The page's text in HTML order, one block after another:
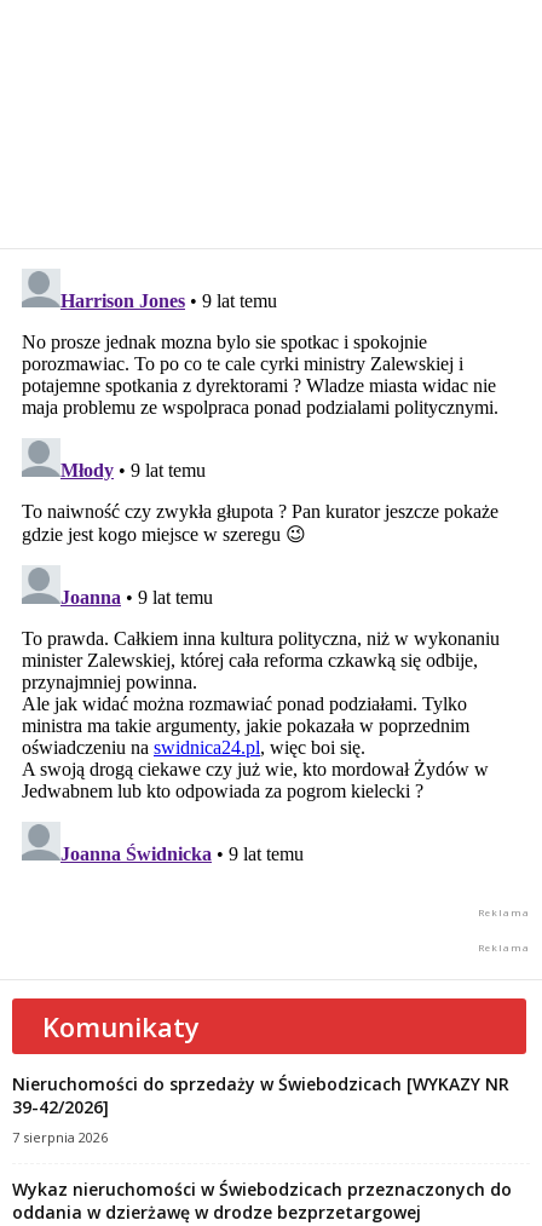
Komunikaty
Nieruchomości do sprzedaży w Świebodzicach [WYKAZY NR
39-42/2026]
7 sierpnia 2026
Wykaz nieruchomości w Świebodzicach przeznaczonych do
oddania w dzierżawę w drodze bezprzetargowej